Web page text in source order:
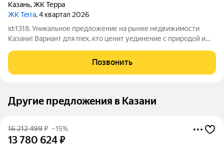
Казань,ЖК Терра
ЖК Terra, 4 квартал 2026
id:1318. Уникальное предложение на рынке недвижимости
Казани! Вариант для mex, кто ценит уединение с природой и
светлая в загородном комплексе. Оставаясь в городе, ближе к
природе. Дома переменной
Позвонить
Другие предложения в Казани
16 212 499₽ –15%
13 780 624₽